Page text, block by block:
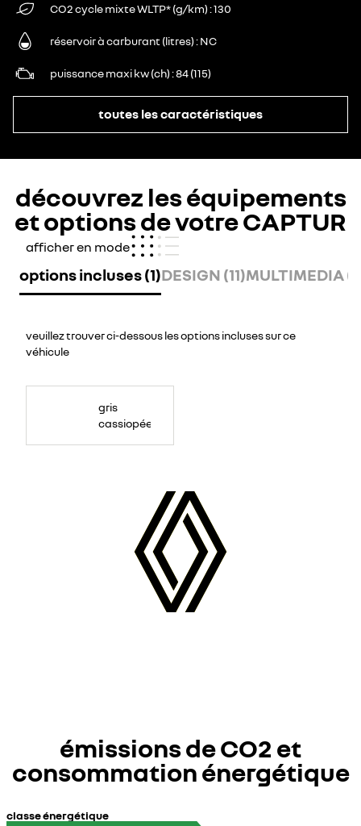
CO2 cycle mixte WLTP* (g/km) 130
réservoir à carburant (litres) NC
puissance maxi kw (ch) 84 (115)
toutes les caractéristiques
découvrez les équipements
et options de votre CAPTUR
afficher en mode
options incluses (1)DESIGN (11)MULTIMEDIA
veuillez trouver ci-dessous les options incluses sur ce
véhicule
gris
cassiopée
émissions de CO2 et
consommation énergétique
classe énergétique